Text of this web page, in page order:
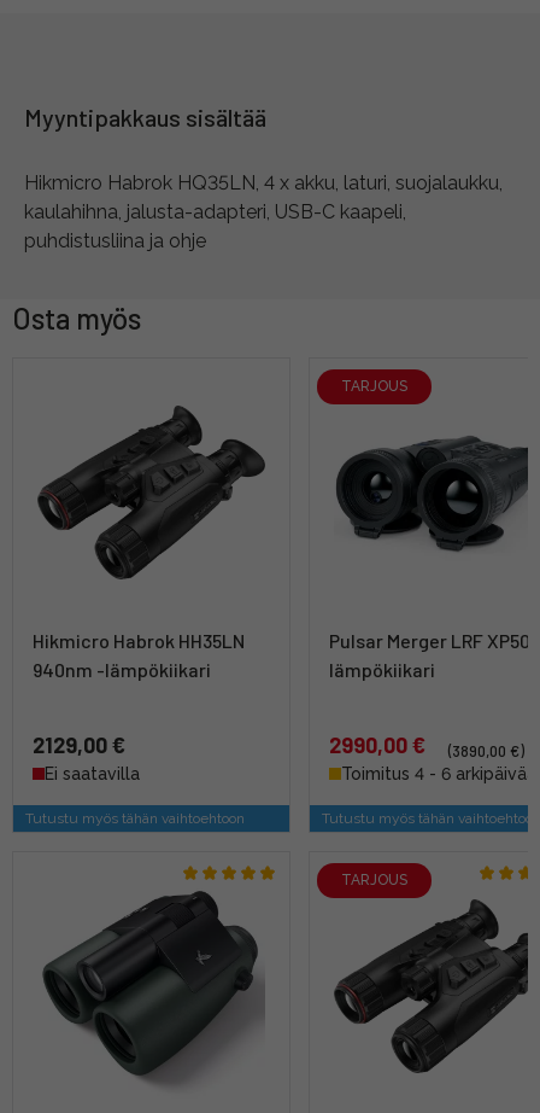
Myyntipakkaus sisältää
Hikmicro Habrok HQ35LN, 4 x akku, laturi, suojalaukku,
kaulahihna, jalusta-adapteri, USB-C kaapeli,
puhdistusliina ja ohje
Osta myös
Hikmicro Habrok HH35LN
940nm -lämpökiikari
2129,00 €
Ei saatavilla
Tutustu myös tähän vaihtoehtoon
TARJOUS
Pulsar Merger LRF XP50
lämpökiikari
2990,00 €
(3890,00 €)
Toimitus 4 - 6 arkipäivää
Tutustu myös tähän
TARJOUS